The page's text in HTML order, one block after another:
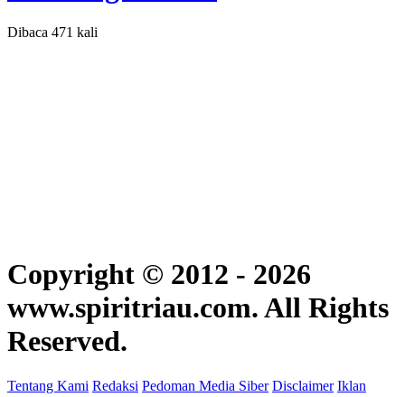
Dibaca 471 kali
Copyright © 2012 - 2026
www.spiritriau.com. All Rights
Reserved.
Tentang Kami Redaksi Pedoman Media Siber Disclaimer Iklan